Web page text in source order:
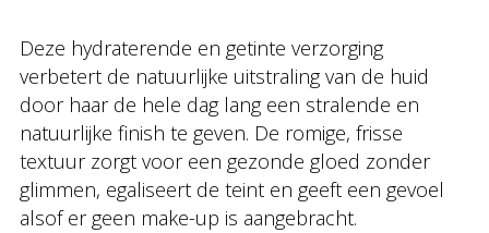
Deze hydraterende en getinte verzorging
verbetert de natuurlijke uitstraling van de huid
door haar de hele dag lang een stralende en
natuurlijke finish te geven. De romige, frisse
textuur zorgt voor een gezonde gloed zonder
glimmen, egaliseert de teint en geeft een gevoel
alsof er geen make-up is aangebracht.